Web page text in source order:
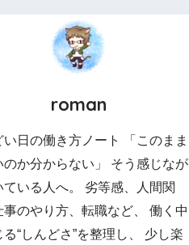
roman
い日の働き方ノート 「このまま
のか分からない」 そう感じなが
ている人へ。 劣等感、人間関
事のやり方、転職など、 働く中
る“しんどさ”を整理し、 少し楽